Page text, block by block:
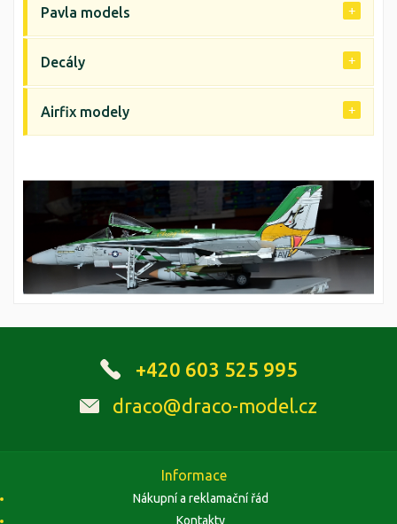
Pavla models
Decály
Airfix modely
+420 603 525 995
draco@draco-model.cz
Informace
Nákupní a reklamační řád
Kontakty